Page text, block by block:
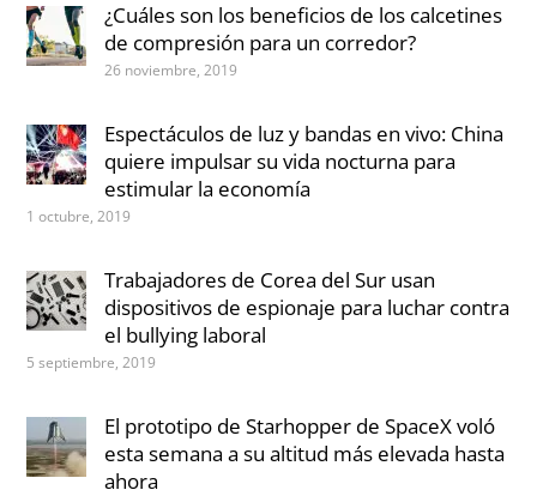
¿Cuáles son los beneficios de los calcetines
de compresión para un corredor?
26 noviembre, 2019
Espectáculos de luz y bandas en vivo: China
quiere impulsar su vida nocturna para
estimular la economía
1 octubre, 2019
Trabajadores de Corea del Sur usan
dispositivos de espionaje para luchar contra
el bullying laboral
5 septiembre, 2019
El prototipo de Starhopper de SpaceX voló
esta semana a su altitud más elevada hasta
ahora